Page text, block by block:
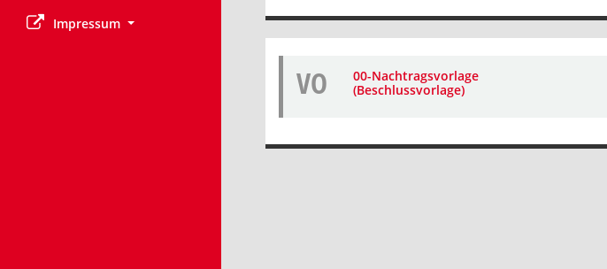
Impressum
VO
00-Nachtragsvorlage
(Beschlussvorlage)